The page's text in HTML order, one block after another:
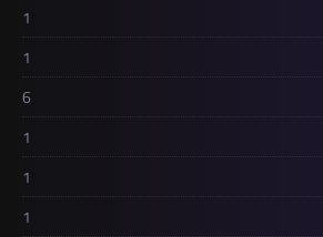
1
1
6
1
1
1